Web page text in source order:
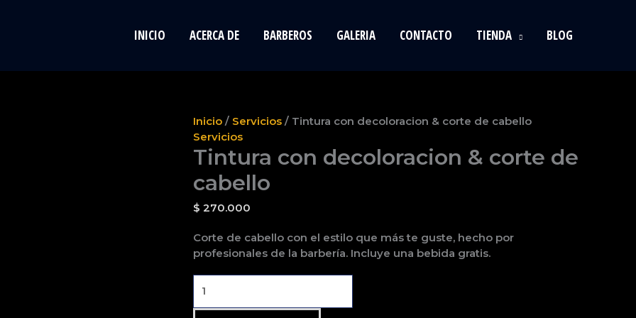
INICIO ACERCA DE BARBEROS GALERIA CONTACTO TIENDA BLOG
Inicio / Servicios / Tintura con decoloracion & corte de cabello
Servicios
Tintura con decoloracion & corte de
cabello
$ 270.000
Corte de cabello con el estilo que más te guste, hecho por
profesionales de la barbería. Incluye una bebida gratis.
Tintura
con
decoloracion
&
corte
cabello